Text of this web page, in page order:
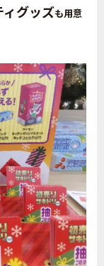
グッズも用意